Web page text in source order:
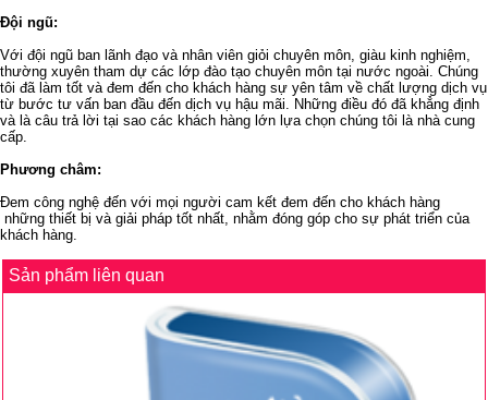
Đội ngũ:
Với đội ngũ ban lãnh đạo và nhân viên giỏi chuyên môn, giàu kinh nghiệm,
thường xuyên tham dự các lớp đào tạo chuyên môn tại nước ngoài. Chúng
tôi đã làm tốt và đem đến cho khách hàng sự yên tâm về chất lượng dịch vụ
từ bước tư vấn ban đầu đến dịch vụ hậu mãi. Những điều đó đã khẳng định
và là câu trả lời tại sao các khách hàng lớn lựa chọn chúng tôi là nhà cung
cấp.
Phương châm:
Đem công nghệ đến với mọi người cam kết đem đến cho khách hàng
những thiết bị và giải pháp tốt nhất, nhằm đóng góp cho sự phát triển của
khách hàng.
Sản phẩm liên quan